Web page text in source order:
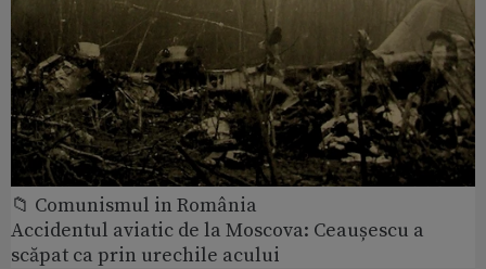
📁 Comunismul in România
Accidentul aviatic de la Moscova: Ceaușescu a
scăpat ca prin urechile acului